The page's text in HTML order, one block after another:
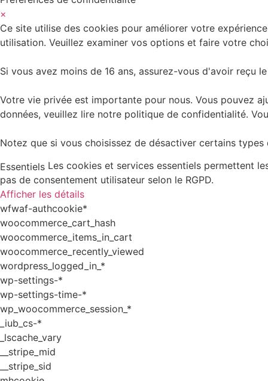
×
Ce site utilise des cookies pour améliorer votre
utilisation. Veuillez examiner vos options et faire votre
Si vous avez moins de 16 ans, assurez-vous d'avoir reçu
Votre vie privée est importante pour nous. Vous pouvez
données, veuillez lire notre politique de confidentialité.
Notez que si vous choisissez de désactiver certains
Essentiels Les cookies et services essentiels permettent
pas de consentement utilisateur selon le RGPD.
Afficher les détails
wfwaf-authcookie*
woocommerce_cart_hash
woocommerce_items_in_cart
woocommerce_recently_viewed
wordpress_logged_in_*
wp-settings-*
wp-settings-time-*
wp_woocommerce_session_*
_iub_cs-*
_lscache_vary
__stripe_mid
__stripe_sid